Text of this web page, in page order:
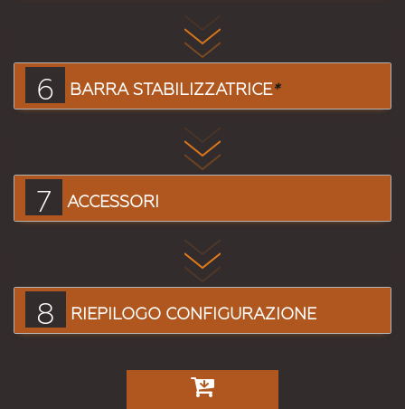
6 BARRA STABILIZZATRICE*
7 ACCESSORI
8 RIEPILOGO CONFIGURAZIONE